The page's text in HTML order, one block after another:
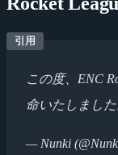
この度、ENC
命いたしまし
— Nunki